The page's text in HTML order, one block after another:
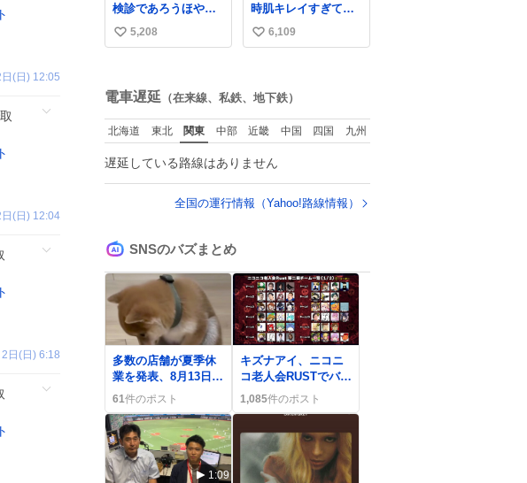
(日) 12:05
(日) 12:04
日(日) 6:18
検診であろうほやほ
や赤ちゃん👩‍🍼と推
定2,3歳の女の子👧🏻
ども 女の子ずっとマ
マの側から離れな
い…⁉️ 手を繋がなく
てもうろちょろしな
ピクミンみたいにﾄﾃﾄ
ﾃついてってるし逃走
しないし脱走しない
い
数
5,208
時肌キレイすぎてび
っくりしたし、やは
りアイドルって体型･
い
数
6,109
電車遅延 （在来線、私鉄、地下鉄）
北海道 東北 関東 中部 近畿 中国 四国 九州
遅延している路線はありません
全国の運行情報（Yahoo!路線情報）
SNSのバズまとめ
多数の店舗が夏季休
業を発表、8月13日～
16日まで営業停止で
利用者は残念の声
61件のポスト
キズナアイ、ニコニ
コ老人会RUSTでバト
ル登場 ゆゆうた共
演NGが話題に
1,085件のポスト
1:09